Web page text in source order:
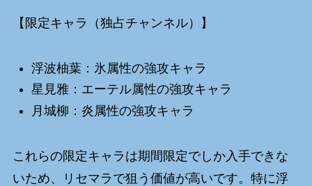
【限定キャラ（独占チャンネル）】
浮波柚葉：氷属性の強攻キャラ
星見雅：エーテル属性の強攻キャラ
月城柳：炎属性の強攻キャラ
これらの限定キャラは期間限定でしか入手できな
いため、リセマラで狙う価値が高いです。特に浮